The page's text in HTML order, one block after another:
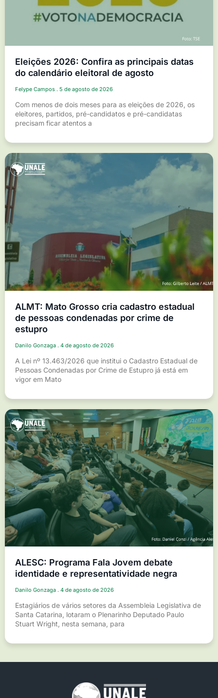
Eleições 2026: Confira as principais datas
do calendário eleitoral de agosto
Felype Campos 5 de agosto de 2026
Com menos de dois meses para as eleições de 2026, os
eleitores, partidos, pré-candidatos e pré-candidatas
precisam ficar atentos a
ALMT: Mato Grosso cria cadastro estadual
de pessoas condenadas por crime de
estupro
Danilo Gonzaga 4 de agosto de 2026
A Lei nº 13.463/2026 que institui o Cadastro Estadual de
Pessoas Condenadas por Crime de Estupro já está em
vigor em Mato
ALESC: Programa Fala Jovem debate
identidade e representatividade negra
Danilo Gonzaga 4 de agosto de 2026
Estagiários de vários setores da Assembleia Legislativa de
Santa Catarina, lotaram o Plenarinho Deputado Paulo
Stuart Wright, nesta semana, para